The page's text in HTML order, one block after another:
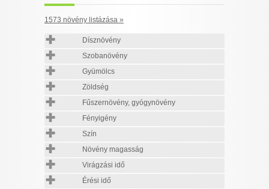
1573 növény listázása »
Dísznövény
Szobanövény
Gyümölcs
Zöldség
Fűszernövény, gyógynövény
Fényigény
Szín
Növény magasság
Virágzási idő
Érési idő